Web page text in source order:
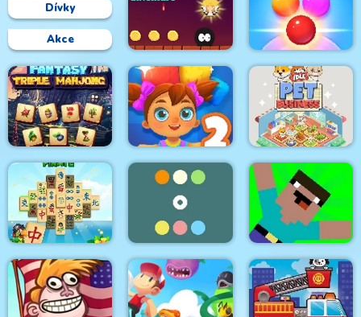
Dívky
Akce
Roller Ball
Adventure
Bubble Shooter
Arcade 2
Fantasy Triple
Mahjong
Idle Pet Business
Mahjong Pirate
Plunder Journey
Two Rows Colors
Noob vs Pro Zombi
Apocalypse